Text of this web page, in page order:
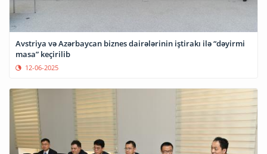
Avstriya və Azərbaycan biznes dairələrinin iştirakı ilə “dəyirmi
masa” keçirilib
12-06-2025